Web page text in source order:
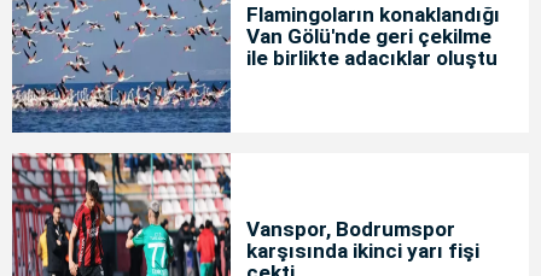
Flamingoların konaklandığı
Van Gölü'nde geri çekilme
ile birlikte adacıklar oluştu
Vanspor, Bodrumspor
karşısında ikinci yarı fişi